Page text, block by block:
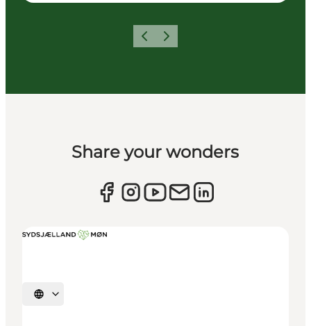
ZurückWeiter
Share your wonders
Sprache auswählen